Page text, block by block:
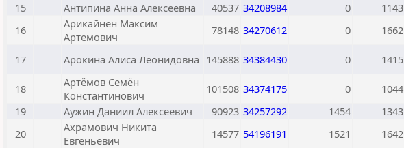
15
Антипина Анна Алексеевна 40537 34208984 0 1143
16
Арикайнен Максим
Артемович
78148 34270612 0 1662
17 Арокина Алиса Леонидовна 145888 34384430 0 1415
18
Артёмов Семён
Константинович
101508 34374175 0 1044
19
Аужин Даниил Алексеевич 90923 34257292 1454 1343
20
Ахрамович Никита
Евгеньевич
14577 54196191 1521 1642